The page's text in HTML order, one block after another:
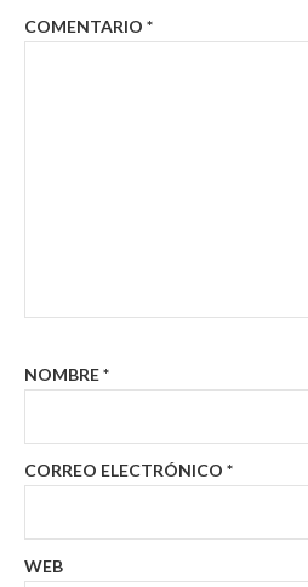
COMENTARIO *
NOMBRE*
CORREO ELECTRÓNICO *
WEB